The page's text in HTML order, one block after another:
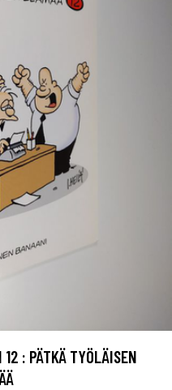
: PÄTKÄ TYÖLÄISEN